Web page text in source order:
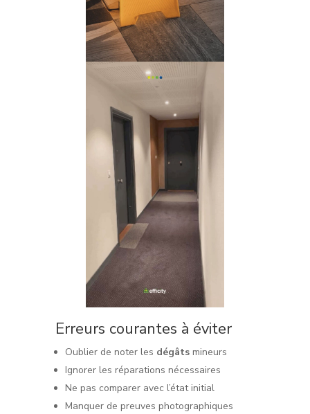
Erreurs courantes à éviter
Oublier de noter les dégâts mineurs
Ignorer les réparations nécessaires
Ne pas comparer avec l’état initial
Manquer de preuves photographiques